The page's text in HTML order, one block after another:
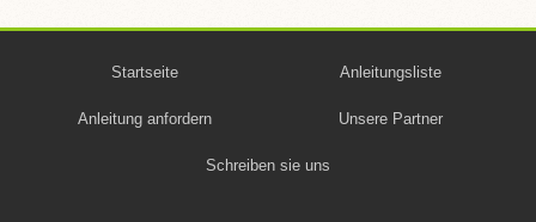
Startseite Anleitungsliste
Anleitung anfordern Unsere Partner
Schreiben sie uns